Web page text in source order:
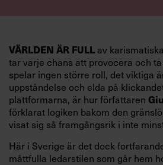
VÄRLDEN ÄR FULLav
tar varje chans att provocera och
spelar ingen större roll, det viktiga
uppståndelse och elda på
plattformarna, är hur författaren
förklarat logiken bakom den
visat sig så framgångsrik i inte
Här i Sverige är det dock
måttfulla ledarstilen som går hem